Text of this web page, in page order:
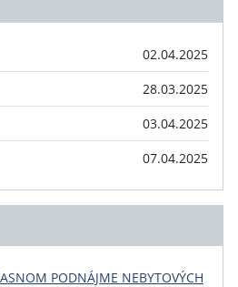
02.04.2025
28.03.2025
03.04.2025
07.04.2025
PODNÁJME NEBYTOVÝCH